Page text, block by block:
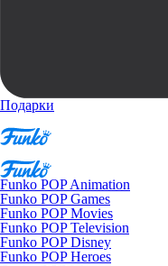
Подарки
Funko POP Animation
Funko POP Games
Funko POP Movies
Funko POP Television
Funko POP Disney
Funko POP Heroes